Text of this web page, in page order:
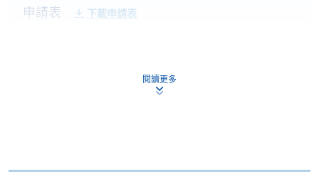
申請表 下載申請表
正本及副本，親臨學院任何一所報名中心報名。如非
(WeChat Pay) 或支付寶(Alipay)
閱讀更多